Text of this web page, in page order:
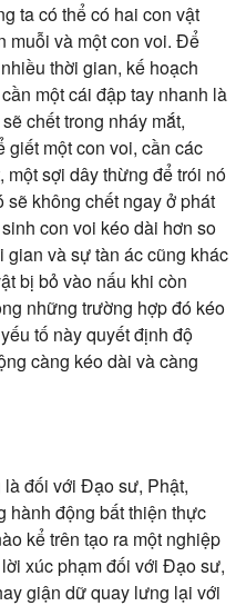
ta có thể có hai con vật
muỗi và một con voi. Để
thời gian, kế hoạch
một cái đập tay nhanh là
chết trong nháy mắt,
giết một con voi, cần các
sợi dây thừng để trói nó
sẽ không chết ngay ở phát
con voi kéo dài hơn so
gian và sự tàn ác cũng khác
bị bỏ vào nấu khi còn
những trường hợp đó kéo
tố này quyết định độ
càng kéo dài và càng
đối với Đạo sư, Phật,
hành động bất thiện thực
kể trên tạo ra một nghiệp
xúc phạm đối với Đạo sư,
giận dữ quay lưng lại với